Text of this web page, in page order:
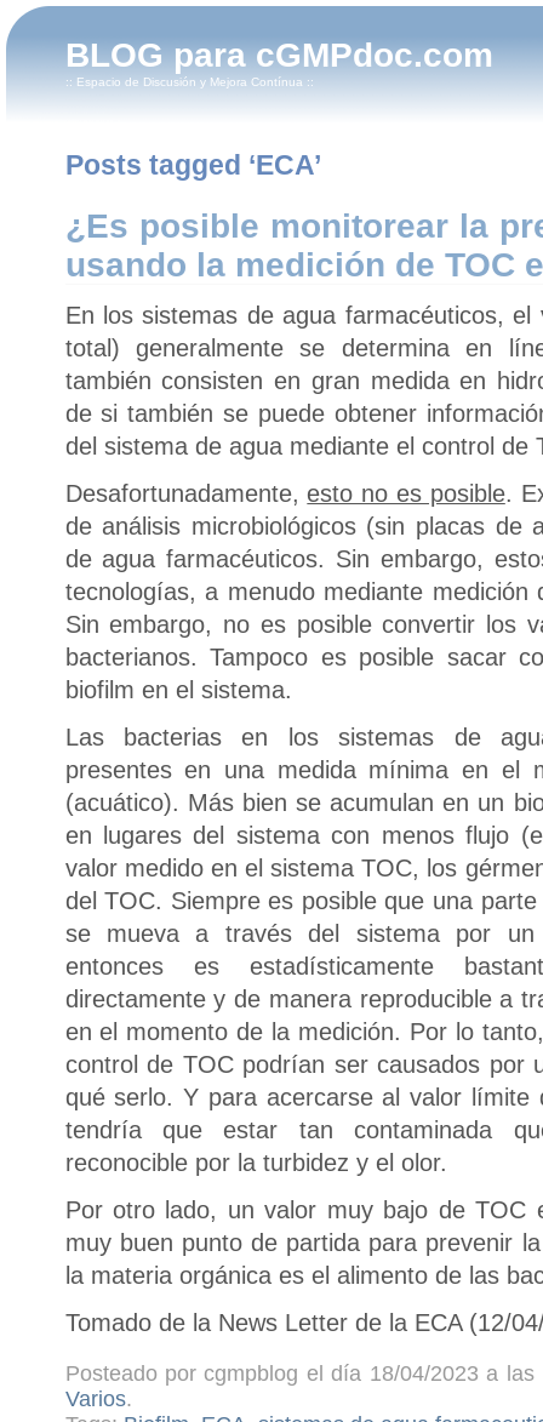
BLOG para cGMPdoc.com
:: Espacio de Discusión y Mejora Contínua ::
Posts tagged ‘ECA’
¿Es posible monitorear la
usando la medición de TOC
En los sistemas de agua farmacéuticos,
total) generalmente se determina en
también consisten en gran medida en
de si también se puede obtener
del sistema de agua mediante el control de
Desafortunadamente,esto no es posible.
de análisis microbiológicos (sin placas de
de agua farmacéuticos. Sin embargo,
tecnologías, a menudo mediante
Sin embargo, no es posible convertir los
bacterianos. Tampoco es posible sacar
biofilm en el sistema.
Las bacterias en los sistemas de
presentes en una medida mínima en el
(acuático). Más bien se acumulan en un
en lugares del sistema con menos flujo
valor medido en el sistema TOC, los
del TOC. Siempre es posible que una
se mueva a través del sistema por un
entonces es estadísticamente
directamente y de manera reproducible a
en el momento de la medición. Por lo
control de TOC podrían ser causados por
qué serlo. Y para acercarse al valor
tendría que estar tan contaminada
reconocible por la turbidez y el olor.
Por otro lado, un valor muy bajo de TOC
muy buen punto de partida para prevenir
la materia orgánica es el alimento de las
Tomado de la News Letter de la ECA (12/
Posteado por cgmpblog el día 18/04/2023 a
Varios.